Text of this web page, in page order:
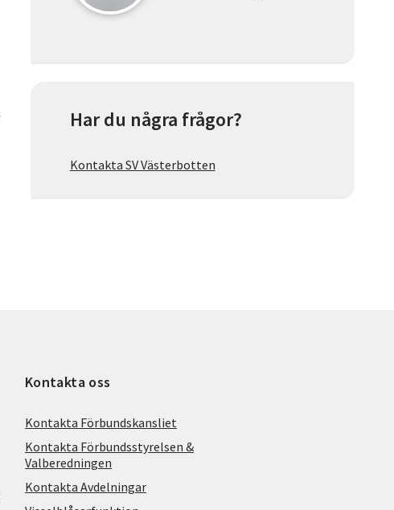
Har du några frågor?
Kontakta SV Västerbotten
Kontakta oss
Kontakta Förbundskansliet
Kontakta Förbundsstyrelsen &
Valberedningen
Kontakta Avdelningar